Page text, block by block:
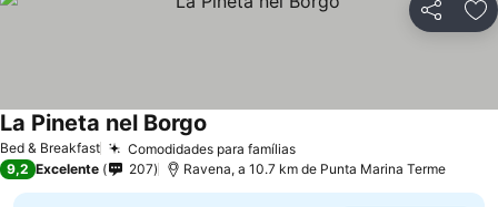
Partilhar
Bed & Breakfast Comodidades para famílias
La Pineta nel Borgo
9,2 Excelente 207 Ravena, a 10.7 km de Punta Marina Terme